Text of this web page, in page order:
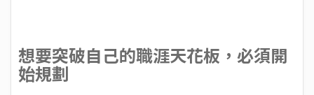
想要突破自己的職涯天花板，必須開
始規劃